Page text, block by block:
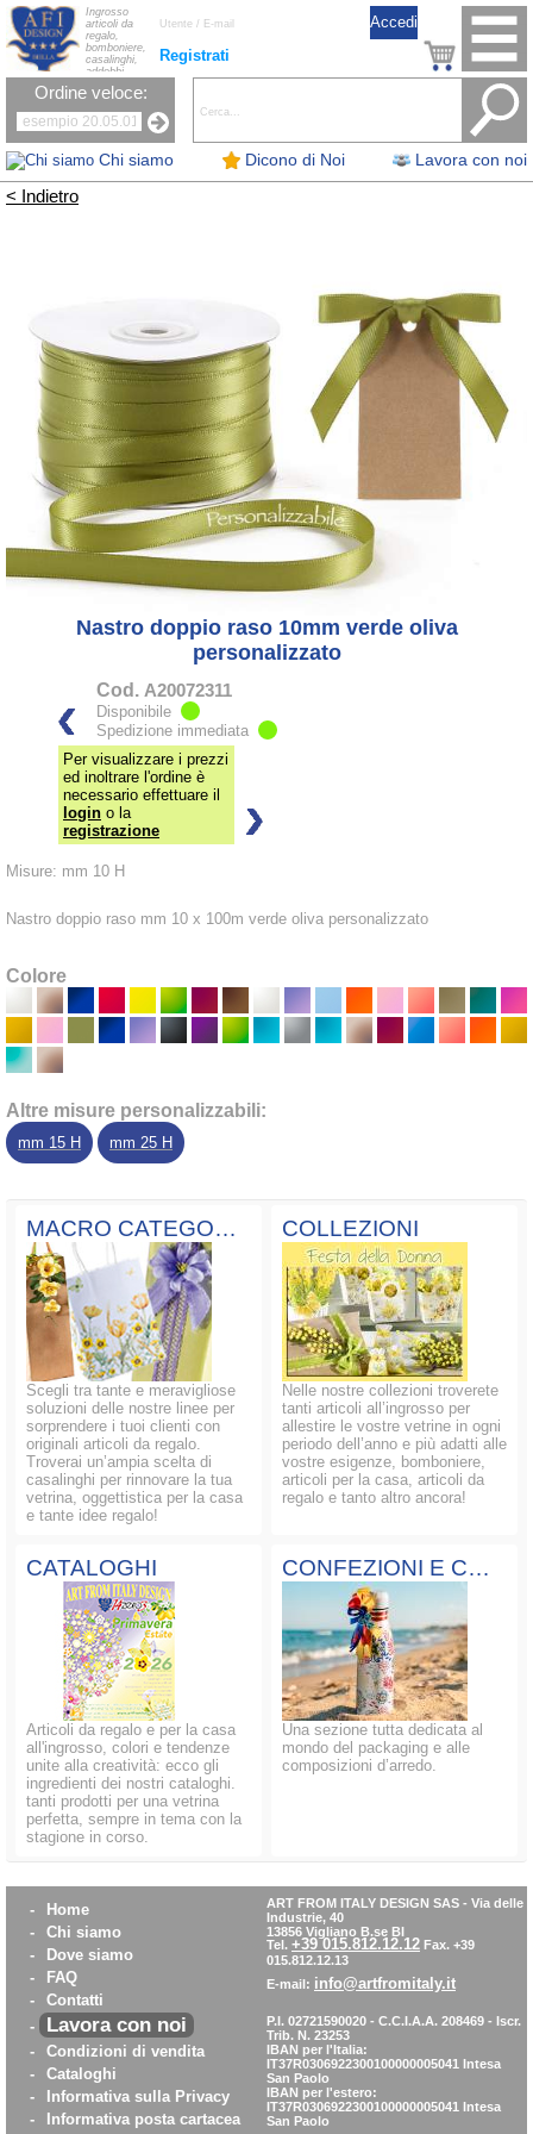
Chi siamo Dicono di Noi Lavora con noi
Registrati
Ingrosso
articoli da
regalo,
bomboniere,
casalinghi,
addobbi
natalizi, nastri,
oggettistica,
la tavola, fiori
artificiali e
candele.
Ordine veloce:
< Indietro
Nastro doppio raso 10mm verde oliva
personalizzato
Cod. A20072311
Disponibile
Spedizione immediata
Per visualizzare i prezzi
ed inoltrare l'ordine è
necessario effettuare il
login o la
registrazione
Misure: mm 10 H
Nastro doppio raso mm 10 x 100m verde oliva personalizzato
Colore
Altre misure personalizzabili:
mm 15 H mm 25 H
MACRO CATEGORIE
Scegli tra tante e meravigliose
soluzioni delle nostre linee per
sorprendere i tuoi clienti con
originali articoli da regalo.
Troverai un’ampia scelta di
casalinghi per rinnovare la tua
vetrina, oggettistica per la casa
e tante idee regalo!
COLLEZIONI
Nelle nostre collezioni troverete
tanti articoli all’ingrosso per
allestire le vostre vetrine in ogni
periodo dell’anno e più adatti alle
vostre esigenze, bomboniere,
articoli per la casa, articoli da
regalo e tanto altro ancora!
CATALOGHI
Articoli da regalo e per la casa
all'ingrosso, colori e tendenze
unite alla creatività: ecco gli
ingredienti dei nostri cataloghi.
tanti prodotti per una vetrina
perfetta, sempre in tema con la
stagione in corso.
CONFEZIONI E COMPOSIZIONI
Una sezione tutta dedicata al
mondo del packaging e alle
composizioni d’arredo.
-
Home
-
Chi siamo
-
Dove siamo
-
FAQ
-
Contatti
-
Lavora con noi
-
Condizioni di vendita
-
Cataloghi
-
Informativa sulla Privacy
-
Informativa posta cartacea
ART FROM ITALY DESIGN SAS - Via delle
Industrie, 40
13856 Vigliano B.se BI
Tel. +39 015.812.12.12 Fax. +39
015.812.12.13
E-mail: info@artfromitaly.it
P.I. 02721590020 - C.C.I.A.A. 208469 - Iscr.
Trib. N. 23253
IBAN per l'Italia:
IT37R0306922300100000005041 Intesa
San Paolo
IBAN per l'estero:
IT37R0306922300100000005041 Intesa
San Paolo